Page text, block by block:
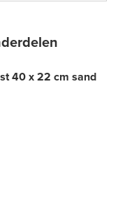
40 x 22 cm sand